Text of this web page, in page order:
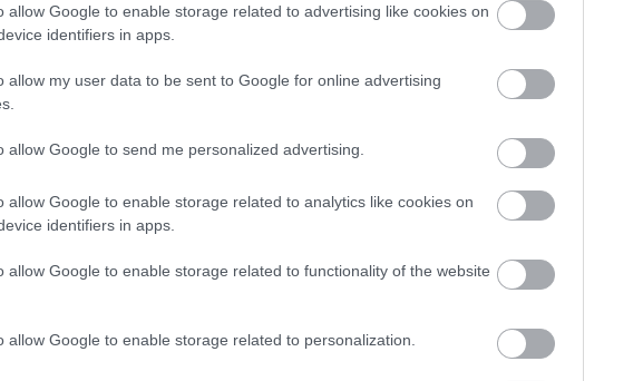
allow Google to enable storage related to advertising like cookies on
identifiers in apps.
allow my user data to be sent to Google for online advertising
allow Google to send me personalized advertising.
allow Google to enable storage related to analytics like cookies on
identifiers in apps.
allow Google to enable storage related to functionality of the website
allow Google to enable storage related to personalization.